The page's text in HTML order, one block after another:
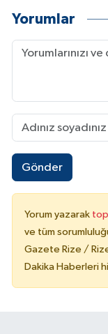
Yorumlar
Gönder
Yorum yazarak
ve tüm
Gazete Rize /
Dakika Haberleri